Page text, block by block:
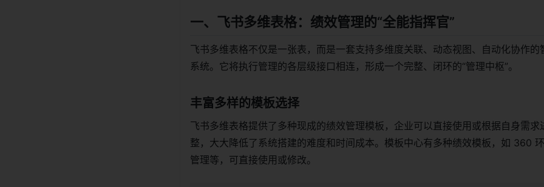
一、飞书多维表格：绩效管理的“全能指挥官”
飞书多维表格不仅是一张表，而是一套支持多维度关联、动态视图、自动化协作的
系统。它将执行管理的各层级接口相连，形成一个完整、闭环的“管理中枢”。
丰富多样的模板选择
飞书多维表格提供了多种现成的绩效管理模板，企业可以直接使用或根据自身需求
整，大大降低了系统搭建的难度和时间成本。模板中心有多种绩效模板，如 360
管理等，可直接使用或修改。